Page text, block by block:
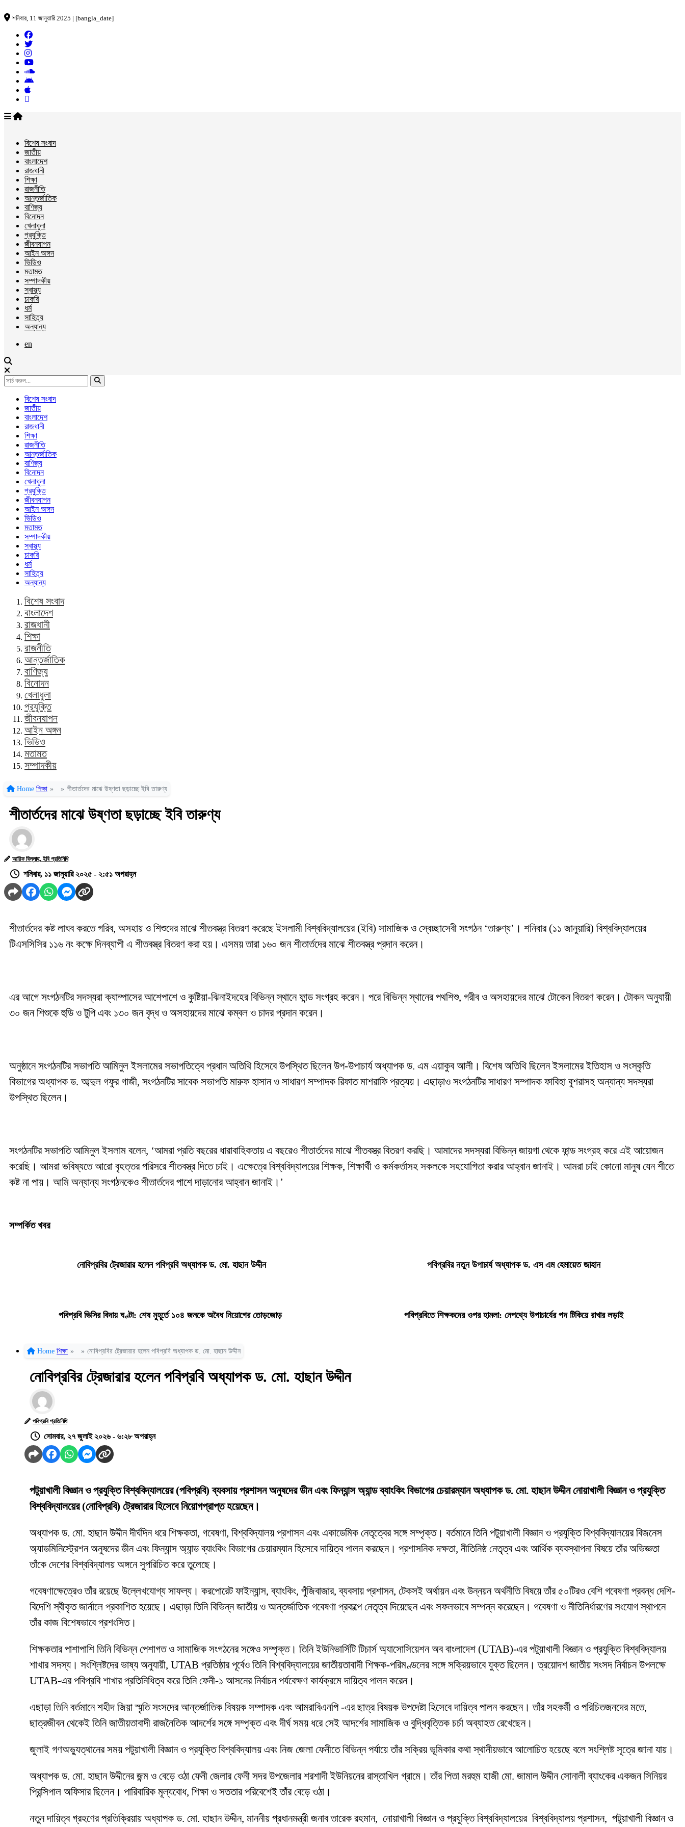
শনিবার, 11 জানুয়ারি 2025 | [bangla_date]
বিশেষ সংবাদ
জাতীয়
বাংলাদেশ
রাজধানী
শিক্ষা
রাজনীতি
আন্তর্জাতিক
বাণিজ্য
বিনোদন
খেলাধুলা
প্রযুক্তি
জীবনযাপন
আইন অঙ্গন
ভিডিও
মতামত
সম্পাদকীয়
স্বাস্থ্য
চাকরি
ধর্ম
সাহিত্য
অন্যান্য
en
বিশেষ সংবাদ
জাতীয়
বাংলাদেশ
রাজধানী
শিক্ষা
রাজনীতি
আন্তর্জাতিক
বাণিজ্য
বিনোদন
খেলাধুলা
প্রযুক্তি
জীবনযাপন
আইন অঙ্গন
ভিডিও
মতামত
সম্পাদকীয়
স্বাস্থ্য
চাকরি
ধর্ম
সাহিত্য
অন্যান্য
বিশেষ সংবাদ
বাংলাদেশ
রাজধানী
শিক্ষা
রাজনীতি
আন্তর্জাতিক
বাণিজ্য
বিনোদন
খেলাধুলা
প্রযুক্তি
জীবনযাপন
আইন অঙ্গন
ভিডিও
মতামত
সম্পাদকীয়
Home শিক্ষা » » শীতার্তদের মাঝে উষ্ণতা ছড়াচ্ছে ইবি তারুণ্য
শীতার্তদের মাঝে উষ্ণতা ছড়াচ্ছে ইবি তারুণ্য
আরিফ বিল্লাহ, ইবি প্রতিনিধি
শনিবার, ১১ জানুয়ারি ২০২৫ - ২:৫১ অপরাহ্ন
শীতার্তদের কষ্ট লাঘব করতে গরিব, অসহায় ও শিশুদের মাঝে শীতবস্ত্র বিতরণ করেছে ইসলামী বিশ্ববিদ্যালয়ের (ইবি) সামাজিক ও স্বেচ্ছাসেবী সংগঠন ‘তারুণ্য’। শনিবার (১১ জানুয়ারি) বিশ্ববিদ্যালয়ের
টিএসসিসির ১১৬ নং কক্ষে দিনব্যাপী এ শীতবস্ত্র বিতরণ করা হয়। এসময় তারা ১৬০ জন শীতার্তদের মাঝে শীতবস্ত্র প্রদান করেন।
এর আগে সংগঠনটির সদস্যরা ক্যাম্পাসের আশেপাশে ও কুষ্টিয়া-ঝিনাইদহের বিভিন্ন স্থানে ফান্ড সংগ্রহ করেন। পরে বিভিন্ন স্থানের পথশিশু, গরীব ও অসহায়দের মাঝে টোকেন বিতরণ করেন। টোকন অনুযায়ী
৩০ জন শিশুকে হুডি ও টুপি এবং ১৩০ জন বৃদ্ধ ও অসহায়দের মাঝে কম্বল ও চাদর প্রদান করেন।
অনুষ্ঠানে সংগঠনটির সভাপতি আমিনুল ইসলামের সভাপতিত্বে প্রধান অতিথি হিসেবে উপস্থিত ছিলেন উপ-উপাচার্য অধ্যাপক ড. এম এয়াকুব আলী। বিশেষ অতিথি ছিলেন ইসলামের ইতিহাস ও সংস্কৃতি
বিভাগের অধ্যাপক ড. আব্দুল গফুর গাজী, সংগঠনটির সাবেক সভাপতি মারুফ হাসান ও সাধারণ সম্পাদক রিফাত মাশরাফি প্রত্যয়। এছাড়াও সংগঠনটির সাধারণ সম্পাদক ফাবিহা বুশরাসহ অন্যান্য সদস্যরা
উপস্থিত ছিলেন।
সংগঠনটির সভাপতি আমিনুল ইসলাম বলেন, ‘আমরা প্রতি বছরের ধারাবাহিকতায় এ বছরেও শীতার্তদের মাঝে শীতবস্ত্র বিতরণ করছি। আমাদের সদস্যরা বিভিন্ন জায়গা থেকে ফান্ড সংগ্রহ করে এই আয়োজন
করেছি। আমরা ভবিষ্যতে আরো বৃহত্তর পরিসরে শীতবস্ত্র দিতে চাই। এক্ষেত্রে বিশ্ববিদ্যালয়ের শিক্ষক, শিক্ষার্থী ও কর্মকর্তাসহ সকলকে সহযোগিতা করার আহ্বান জানাই। আমরা চাই কোনো মানুষ যেন শীতে
কষ্ট না পায়। আমি অন্যান্য সংগঠনকেও শীতার্তদের পাশে দাড়ানোর আহ্বান জানাই।’
সম্পর্কিত খবর
নোবিপ্রবির ট্রেজারার হলেন পবিপ্রবি অধ্যাপক ড. মো. হাছান উদ্দীন পবিপ্রবির নতুন উপাচার্য অধ্যাপক ড. এস এম হেমায়েত জাহান
পবিপ্রবি ভিসির বিদায় ঘণ্টা: শেষ মুহূর্তে ১০৪ জনকে অবৈধ নিয়োগের তোড়জোড় পবিপ্রবিতে শিক্ষকদের ওপর হামলা: নেপথ্যে উপাচার্যের পদ টিকিয়ে রাখার লড়াই
Home শিক্ষা » » নোবিপ্রবির ট্রেজারার হলেন পবিপ্রবি অধ্যাপক ড. মো. হাছান উদ্দীন
নোবিপ্রবির ট্রেজারার হলেন পবিপ্রবি অধ্যাপক ড. মো. হাছান উদ্দীন
পবিপ্রবি প্রতিনিধি
সোমবার, ২৭ জুলাই ২০২৬ - ৬:২৮ অপরাহ্ন
পটুয়াখালী বিজ্ঞান ও প্রযুক্তি বিশ্ববিদ্যালয়ের (পবিপ্রবি) ব্যবসায় প্রশাসন অনুষদের ডীন এবং ফিন্যান্স অ্যান্ড ব্যাংকিং বিভাগের চেয়ারম্যান অধ্যাপক ড. মো. হাছান উদ্দীন নোয়াখালী বিজ্ঞান ও প্রযুক্তি
বিশ্ববিদ্যালয়ের (নোবিপ্রবি) ট্রেজারার হিসেবে নিয়োগপ্রাপ্ত হয়েছেন।
অধ্যাপক ড. মো. হাছান উদ্দীন দীর্ঘদিন ধরে শিক্ষকতা, গবেষণা, বিশ্ববিদ্যালয় প্রশাসন এবং একাডেমিক নেতৃত্বের সঙ্গে সম্পৃক্ত। বর্তমানে তিনি পটুয়াখালী বিজ্ঞান ও প্রযুক্তি বিশ্ববিদ্যালয়ের বিজনেস
অ্যাডমিনিস্ট্রেশন অনুষদের ডীন এবং ফিন্যান্স অ্যান্ড ব্যাংকিং বিভাগের চেয়ারম্যান হিসেবে দায়িত্ব পালন করছেন। প্রশাসনিক দক্ষতা, নীতিনিষ্ঠ নেতৃত্ব এবং আর্থিক ব্যবস্থাপনা বিষয়ে তাঁর অভিজ্ঞতা
তাঁকে দেশের বিশ্ববিদ্যালয় অঙ্গনে সুপরিচিত করে তুলেছে।
গবেষণাক্ষেত্রেও তাঁর রয়েছে উল্লেখযোগ্য সাফল্য। করপোরেট ফাইন্যান্স, ব্যাংকিং, পুঁজিবাজার, ব্যবসায় প্রশাসন, টেকসই অর্থায়ন এবং উন্নয়ন অর্থনীতি বিষয়ে তাঁর ৫০টিরও বেশি গবেষণা প্রবন্ধ দেশি-
বিদেশি স্বীকৃত জার্নালে প্রকাশিত হয়েছে। এছাড়া তিনি বিভিন্ন জাতীয় ও আন্তর্জাতিক গবেষণা প্রকল্পে নেতৃত্ব দিয়েছেন এবং সফলভাবে সম্পন্ন করেছেন। গবেষণা ও নীতিনির্ধারণের সংযোগ স্থাপনে
তাঁর কাজ বিশেষভাবে প্রশংসিত।
শিক্ষকতার পাশাপাশি তিনি বিভিন্ন পেশাগত ও সামাজিক সংগঠনের সঙ্গেও সম্পৃক্ত। তিনি ইউনিভার্সিটি টিচার্স অ্যাসোসিয়েশন অব বাংলাদেশ (UTAB)-এর পটুয়াখালী বিজ্ঞান ও প্রযুক্তি বিশ্ববিদ্যালয়
শাখার সদস্য। সংশ্লিষ্টদের ভাষ্য অনুযায়ী, UTAB প্রতিষ্ঠার পূর্বেও তিনি বিশ্ববিদ্যালয়ের জাতীয়তাবাদী শিক্ষক-পরিমণ্ডলের সঙ্গে সক্রিয়ভাবে যুক্ত ছিলেন। ত্রয়োদশ জাতীয় সংসদ নির্বাচন উপলক্ষে
UTAB-এর পবিপ্রবি শাখার প্রতিনিধিত্ব করে তিনি ফেনী-১ আসনের নির্বাচন পর্যবেক্ষণ কার্যক্রমে দায়িত্ব পালন করেন।
এছাড়া তিনি বর্তমানে শহীদ জিয়া স্মৃতি সংসদের আন্তর্জাতিক বিষয়ক সম্পাদক এবং আমরাবিএনপি -এর ছাত্র বিষয়ক উপদেষ্টা হিসেবে দায়িত্ব পালন করছেন। তাঁর সহকর্মী ও পরিচিতজনদের মতে,
ছাত্রজীবন থেকেই তিনি জাতীয়তাবাদী রাজনৈতিক আদর্শের সঙ্গে সম্পৃক্ত এবং দীর্ঘ সময় ধরে সেই আদর্শের সামাজিক ও বুদ্ধিবৃত্তিক চর্চা অব্যাহত রেখেছেন।
জুলাই গণঅভ্যুত্থানের সময় পটুয়াখালী বিজ্ঞান ও প্রযুক্তি বিশ্ববিদ্যালয় এবং নিজ জেলা ফেনীতে বিভিন্ন পর্যায়ে তাঁর সক্রিয় ভূমিকার কথা স্থানীয়ভাবে আলোচিত হয়েছে বলে সংশ্লিষ্ট সূত্রে জানা যায়।
অধ্যাপক ড. মো. হাছান উদ্দীনের জন্ম ও বেড়ে ওঠা ফেনী জেলার ফেনী সদর উপজেলার শরশাদী ইউনিয়নের রাস্তাখিল গ্রামে। তাঁর পিতা মরহুম হাজী মো. জামাল উদ্দীন সোনালী ব্যাংকের একজন সিনিয়র
প্রিন্সিপাল অফিসার ছিলেন। পারিবারিক মূল্যবোধ, শিক্ষা ও সততার পরিবেশেই তাঁর বেড়ে ওঠা।
নতুন দায়িত্ব গ্রহণের প্রতিক্রিয়ায় অধ্যাপক ড. মো. হাছান উদ্দীন, মাননীয় প্রধানমন্ত্রী জনাব তারেক রহমান, নোয়াখালী বিজ্ঞান ও প্রযুক্তি বিশ্ববিদ্যালয়ের বিশ্ববিদ্যালয় প্রশাসন, পটুয়াখালী বিজ্ঞান ও